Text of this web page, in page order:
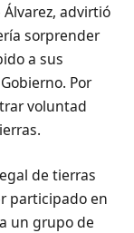
advirtió
sorprender
a sus
Por
voluntad
de tierras
participado en
un grupo de